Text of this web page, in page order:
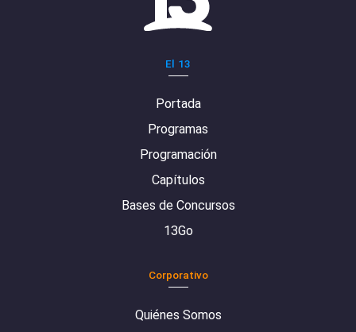
El 13
Portada
Programas
Programación
Capítulos
Bases de Concursos
13Go
Corporativo
Quiénes Somos